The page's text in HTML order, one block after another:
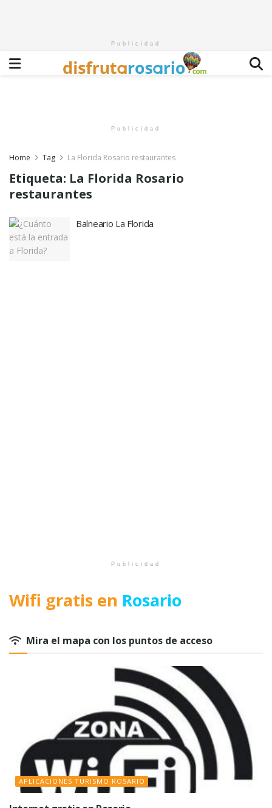
Publicidad
Publicidad
Home Tag La Florida Rosario restaurantes
Etiqueta: La Florida Rosario
restaurantes
Balneario La Florida
Publicidad
Wifi gratis en Rosario
Mira el mapa con los puntos de acceso
APLICACIONES TURISMO ROSARIO